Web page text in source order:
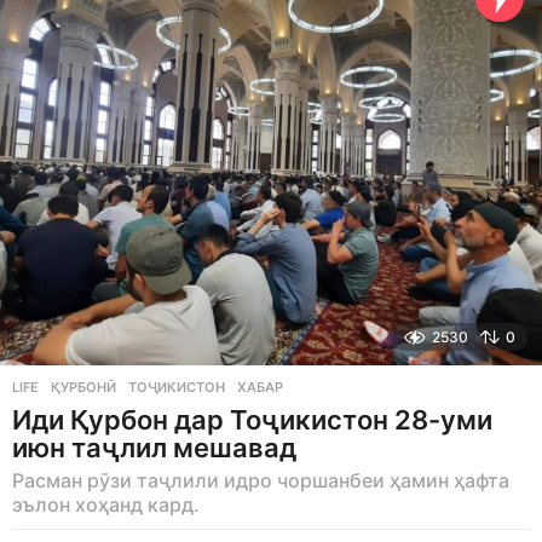
o
2530 0
LIFE ҚУРБОНӢ ,ТОҶИКИСТОН ,ХАБАР
Иди Қурбон дар Тоҷикистон 28-уми
июн таҷлил мешавад
Расман рӯзи таҷлили идро чоршанбеи ҳамин ҳафта
эълон хоҳанд кард.